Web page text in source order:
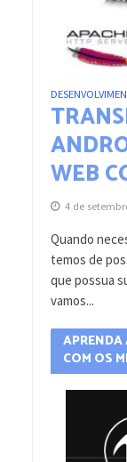
WEB
4 de
Quando
temos de
que possua
vamos...
APRENDA
COM OS